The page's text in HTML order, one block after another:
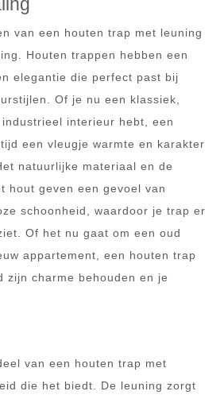
van een houten trap met leuning
Houten trappen hebben een
elegantie die perfect past bij
Of je nu een klassiek,
interieur hebt, een
een vleugje warmte en karakter
natuurlijke materiaal en de
hout geven een gevoel van
schoonheid, waardoor je trap er
Of het nu gaat om een oud
appartement, een houten trap
zijn charme behouden en je
van een houten trap met
die het biedt. De leuning zorgt